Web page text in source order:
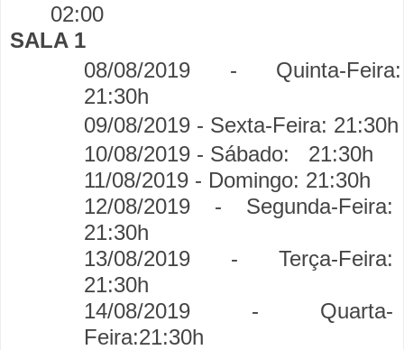
02:00
SALA 1
08/08/2019 - Quinta-Feira:
21:30h
09/08/2019 - Sexta-Feira: 21:30h
10/08/2019 - Sábado:
21:30h
11/08/2019 - Domingo: 21:30h
12/08/2019 - Segunda-Feira:
21:30h
13/08/2019 - Terça-Feira:
21:30h
14/08/2019 - Quarta-
Feira:21:30h